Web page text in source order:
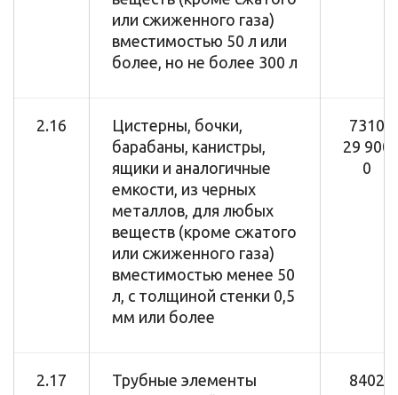
или сжиженного газа)
вместимостью 50 л или
более, но не более 300 л
2.16
Цистерны, бочки,
барабаны, канистры,
ящики и аналогичные
емкости, из черных
металлов, для любых
веществ (кроме сжатого
или сжиженного газа)
вместимостью менее 50
л, с толщиной стенки 0,5
мм или более
7310
29 900
0
2.17
Трубные элементы
8402